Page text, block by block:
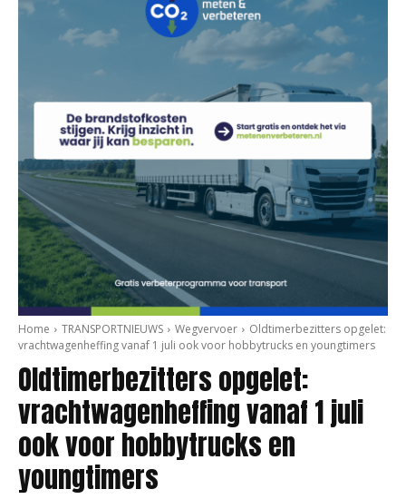
Home TRANSPORTNIEUWS Wegvervoer
Oldtimerbezitters opgelet:
vrachtwagenheffing vanaf 1 juli ook voor hobbytrucks en youngtimers
Oldtimerbezitters opgelet:
vrachtwagenheffing vanaf 1 juli
ook voor hobbytrucks en
youngtimers